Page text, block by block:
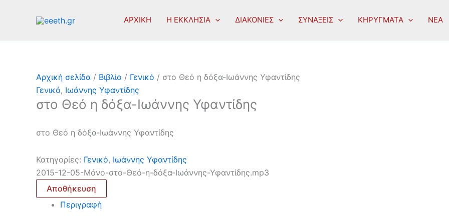
ΑΡΧΙΚΗ Η ΕΚΚΛΗΣΙΑ ΔΙΑΚΟΝΙΕΣ ΣΥΝΑΞΕΙΣ ΚΗΡΥΓΜΑΤΑ ΝΕΑ
Αρχική σελίδα / Βιβλίο / Γενικό / στο Θεό η δόξα-Ιωάννης Υφαντίδης
Γενικό, Ιωάννης Υφαντίδης
στο Θεό η δόξα-Ιωάννης Υφαντίδης
στο Θεό η δόξα-Ιωάννης Υφαντίδης
Κατηγορίες: Γενικό, Ιωάννης Υφαντίδης
2015-12-05-Μόνο-στο-Θεό-η-δόξα-Ιωάννης-Υφαντίδης.mp3
Αποθήκευση
Περιγραφή